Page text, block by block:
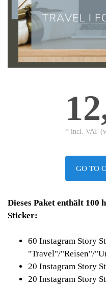
* incl. VAT
GO TO
Dieses Paket enthält 100
Sticker:
60 Instagram Story
"Travel"/"Reisen"/
20 Instagram Story
20 Instagram Story